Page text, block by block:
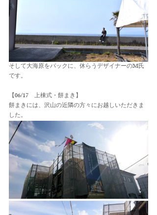
そして大海原をバックに、休らうデザイナーのM氏
です。
【06/17　上棟式・餅まき】
餅まきには、沢山の近隣の方々にお越しいただきま
した。